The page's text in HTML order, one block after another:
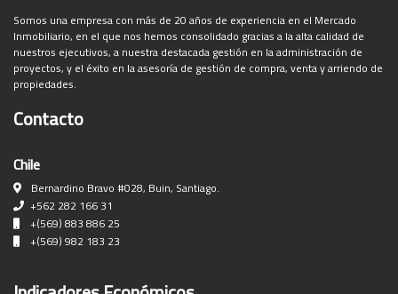
Somos una empresa con más de 20 años de experiencia en el Mercado
Inmobiliario, en el que nos hemos consolidado gracias a la alta calidad de
nuestros ejecutivos, a nuestra destacada gestión en la administración de
proyectos, y el éxito en la asesoría de gestión de compra, venta y arriendo de
propiedades.
Contacto
Chile
Bernardino Bravo #028, Buin, Santiago.
+562 282 166 31
+(569) 883 886 25
+(569) 982 183 23